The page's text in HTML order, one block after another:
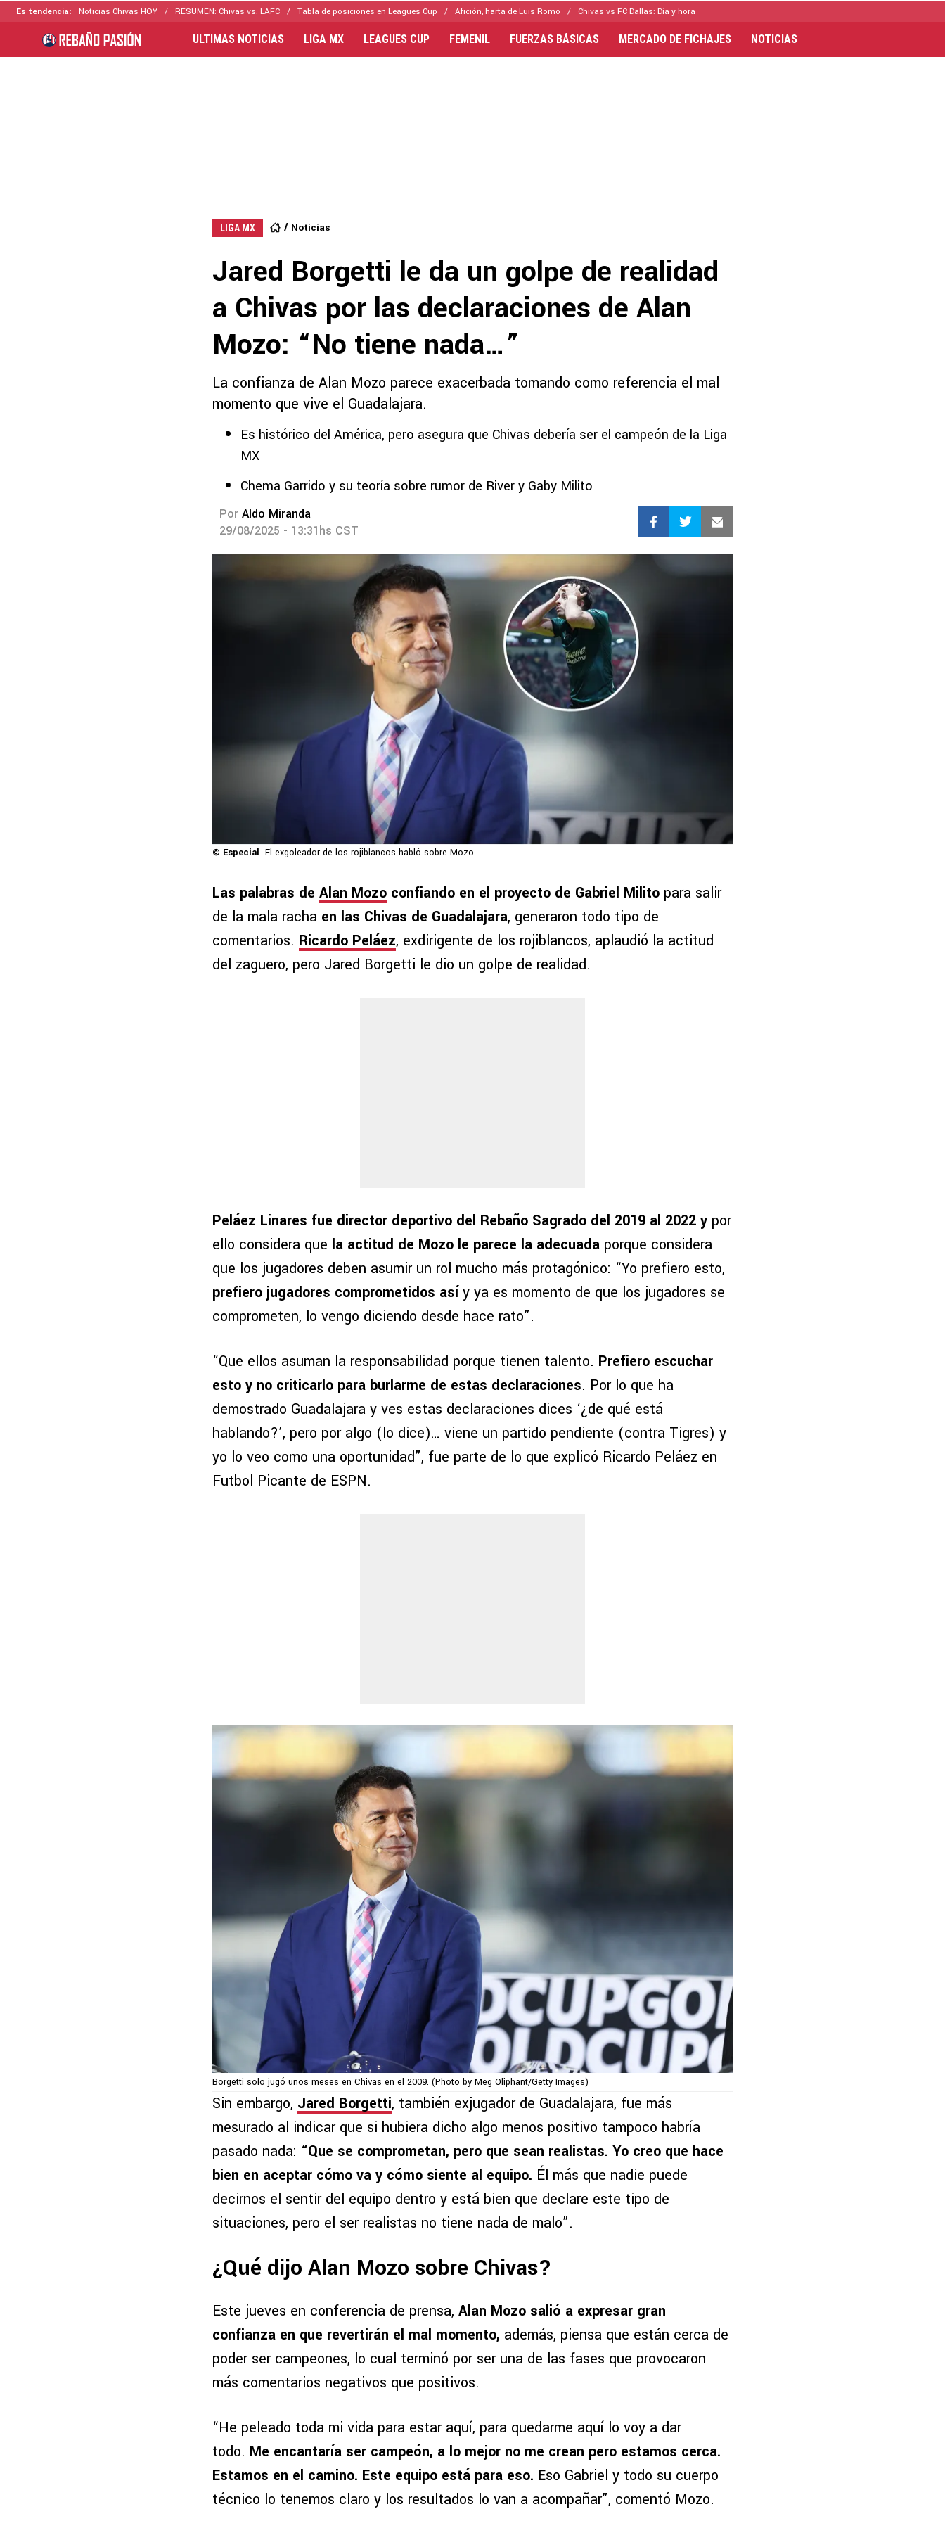
Es tendencia: Noticias Chivas HOY RESUMEN: Chivas vs. LAFC Tabla de posiciones en Leagues Cup Afición, harta de Luis Romo Chivas vs FC Dallas: Día y hora
ULTIMAS NOTICIAS LIGA MX LEAGUES CUP FEMENIL FUERZAS BÁSICAS MERCADO DE FICHAJES NOTICIAS
LIGA MX Noticias
Jared Borgetti le da un golpe de realidad
a Chivas por las declaraciones de Alan
Mozo: “No tiene nada…”
La confianza de Alan Mozo parece exacerbada tomando como referencia el mal
momento que vive el Guadalajara.
Es histórico del América, pero asegura que Chivas debería ser el campeón de la Liga
MX
Chema Garrido y su teoría sobre rumor de River y Gaby Milito
Por Aldo Miranda
29/08/2025 - 13:31hs CST
© Especial El exgoleador de los rojiblancos habló sobre Mozo.
Las palabras de Alan Mozo confiando en el proyecto de Gabriel Milito para salir
de la mala racha en las Chivas de Guadalajara, generaron todo tipo de
comentarios. Ricardo Peláez, exdirigente de los rojiblancos, aplaudió la actitud
del zaguero, pero Jared Borgetti le dio un golpe de realidad.
Peláez Linares fue director deportivo del Rebaño Sagrado del 2019 al 2022 y por
ello considera que la actitud de Mozo le parece la adecuada porque considera
que los jugadores deben asumir un rol mucho más protagónico: “Yo prefiero esto,
prefiero jugadores comprometidos asíy ya es momento de que los jugadores se
comprometen, lo vengo diciendo desde hace rato”.
“Que ellos asuman la responsabilidad porque tienen talento. Prefiero escuchar
esto y no criticarlo para burlarme de estas declaraciones. Por lo que ha
demostrado Guadalajara y ves estas declaraciones dices ‘¿de qué está
hablando?’, pero por algo (lo dice)… viene un partido pendiente (contra Tigres) y
yo lo veo como una oportunidad”, fue parte de lo que explicó Ricardo Peláez en
Futbol Picante de ESPN.
Borgetti solo jugó unos meses en Chivas en el 2009. (Photo by Meg Oliphant/Getty Images)
Sin embargo, Jared Borgetti, también exjugador de Guadalajara, fue más
mesurado al indicar que si hubiera dicho algo menos positivo tampoco habría
pasado nada: “Que se comprometan, pero que sean realistas. Yo creo que hace
bien en aceptar cómo va y cómo siente al equipo. Él más que nadie puede
decirnos el sentir del equipo dentro y está bien que declare este tipo de
situaciones, pero el ser realistas no tiene nada de malo”.
¿Qué dijo Alan Mozo sobre Chivas?
Este jueves en conferencia de prensa, Alan Mozo salió a expresar gran
confianza en que revertirán el mal momento, además, piensa que están cerca de
poder ser campeones, lo cual terminó por ser una de las fases que provocaron
más comentarios negativos que positivos.
“He peleado toda mi vida para estar aquí, para quedarme aquí lo voy a dar
todo. Me encantaría ser campeón, a lo mejor no me crean pero estamos cerca.
Estamos en el camino. Este equipo está para eso. Eso Gabriel y todo su cuerpo
técnico lo tenemos claro y los resultados lo van a acompañar”, comentó Mozo.